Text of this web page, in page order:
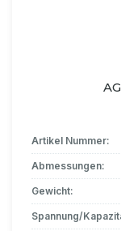
Artikel Nummer:
Abmessungen:
Gewicht:
Spannung/